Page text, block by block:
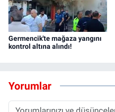
Germencik'te mağaza yangını
kontrol altına alındı!
Yorumlar